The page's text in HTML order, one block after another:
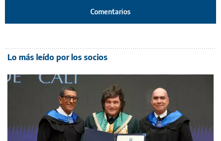
Comentarios
Lo más leído por los socios